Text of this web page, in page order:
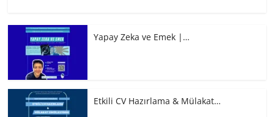
Yapay Zeka ve Emek |…
Etkili CV Hazırlama & Mülakat…